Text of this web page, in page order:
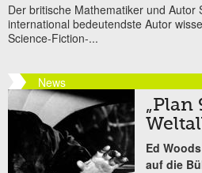
Der britische Mathematiker und Autor
international bedeutendste Autor
Science-Fiction-...
News
„Plan
Ed
auf die